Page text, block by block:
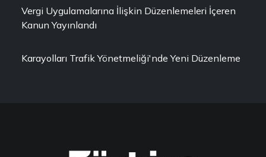
Vergi Uygulamalarına İlişkin Düzenlemeleri İçeren
Kanun Yayınlandı
Karayolları Trafik Yönetmeliği'nde Yeni Düzenleme